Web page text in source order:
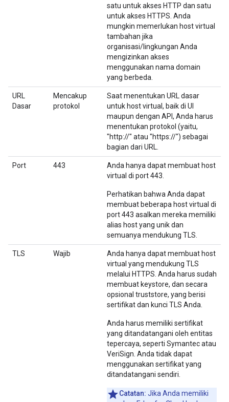
satu untuk akses HTTP dan satu
untuk akses HTTPS. Anda
mungkin memerlukan host virtual
tambahan jika
organisasi/lingkungan Anda
mengizinkan akses
menggunakan nama domain
yang berbeda.
URL
Dasar
Mencakup
protokol
Saat menentukan URL dasar
untuk host virtual, baik di UI
maupun dengan API, Anda harus
menentukan protokol (yaitu,
"http://" atau "https://") sebagai
bagian dari URL.
Port 443
Anda hanya dapat membuat host
virtual di port 443.
Perhatikan bahwa Anda dapat
membuat beberapa host virtual di
port 443 asalkan mereka memiliki
alias host yang unik dan
semuanya mendukung TLS.
TLS Wajib
Anda hanya dapat membuat host
virtual yang mendukung TLS
melalui HTTPS. Anda harus sudah
membuat keystore, dan secara
opsional truststore, yang berisi
sertifikat dan kunci TLS Anda.
Anda harus memiliki sertifikat
yang ditandatangani oleh entitas
tepercaya, seperti Symantec atau
VeriSign. Anda tidak dapat
menggunakan sertifikat yang
ditandatangani sendiri.
Catatan: Jika Anda memiliki